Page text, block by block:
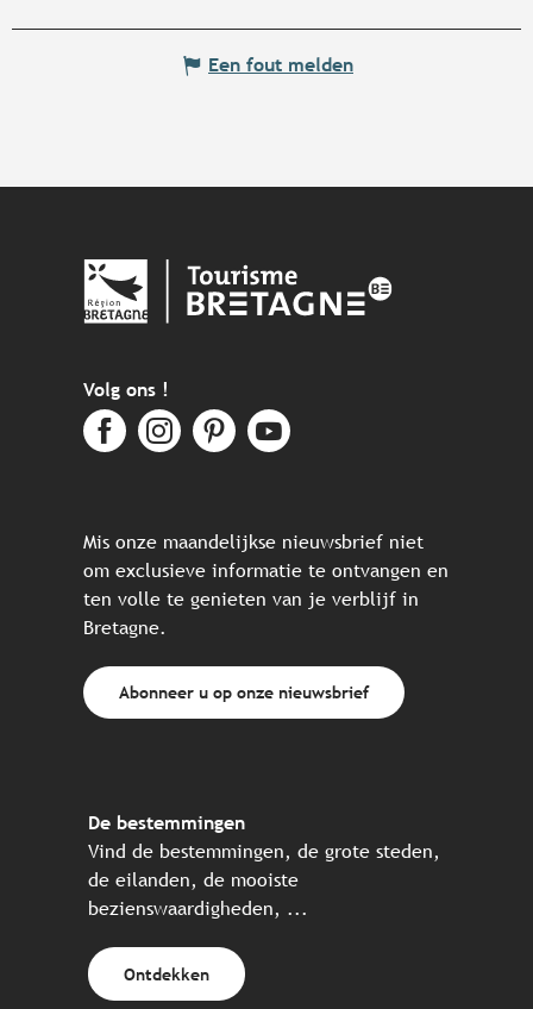
Een fout melden
Volg ons !
Mis onze maandelijkse nieuwsbrief niet
om exclusieve informatie te ontvangen en
ten volle te genieten van je verblijf in
Bretagne.
Abonneer u op onze nieuwsbrief
De bestemmingen
Vind de bestemmingen, de grote steden,
de eilanden, de mooiste
bezienswaardigheden, ...
Ontdekken